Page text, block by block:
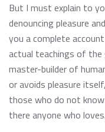
But I must explain to
denouncing pleasure
you a complete
actual teachings of
master-builder of
or avoids pleasure
those who do not
there anyone who loves.